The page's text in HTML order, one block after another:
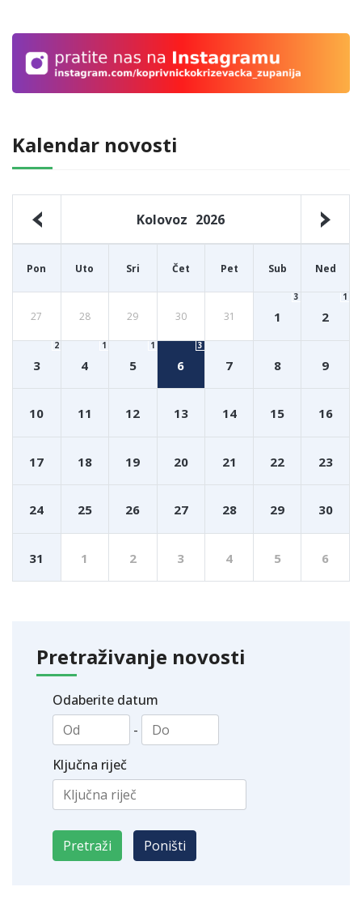
Kalendar novosti
Kolovoz 2026
Pon Uto Sri Čet Pet Sub Ned
27 28 29 30 31 1
3
2
1
3
2
4
1
5
1
6
3
7 8 9
10 11 12 13 14 15 16
17 18 19 20 21 22 23
24 25 26 27 28 29 30
31 1 2 3 4 5 6
Pretraživanje novosti
Odaberite datum
-
Ključna riječ